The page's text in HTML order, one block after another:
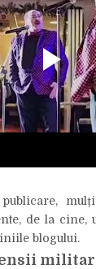
de la cine,
blogului.